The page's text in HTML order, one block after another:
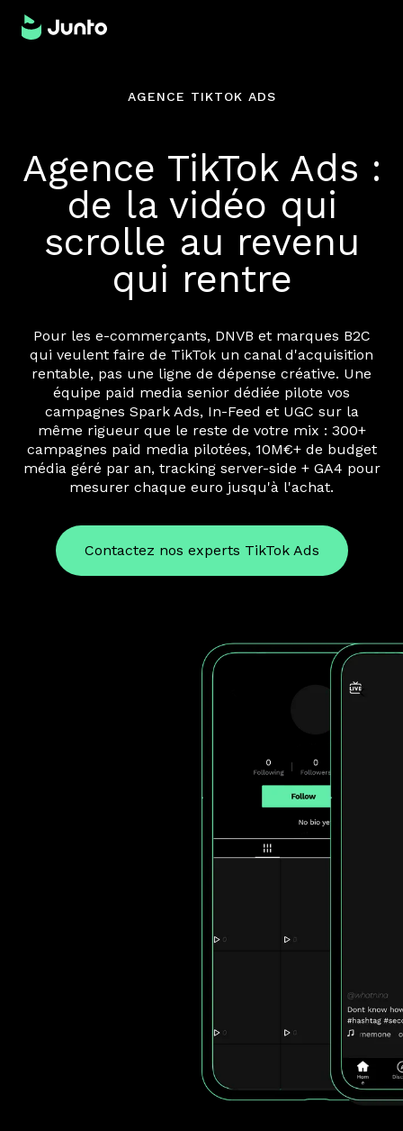
AGENCE TIKTOK ADS
Agence TikTok Ads :
de la vidéo qui
scrolle au revenu
qui rentre
Pour les e-commerçants, DNVB et marques B2C
qui veulent faire de TikTok un canal d'acquisition
rentable, pas une ligne de dépense créative. Une
équipe paid media senior dédiée pilote vos
campagnes Spark Ads, In-Feed et UGC sur la
même rigueur que le reste de votre mix : 300+
campagnes paid media pilotées, 10M€+ de budget
média géré par an, tracking server-side + GA4 pour
mesurer chaque euro jusqu'à l'achat.
Contactez nos experts TikTok Ads